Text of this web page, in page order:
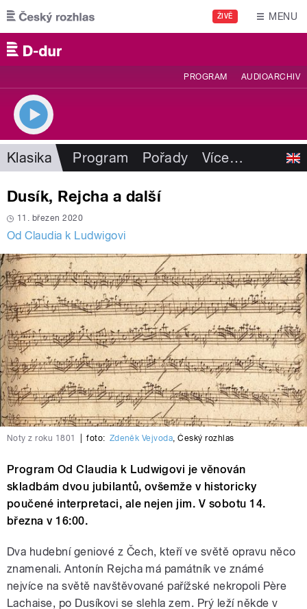
Přejít k hlavnímu obsahu
ŽIVĚ MENU
PROGRAM AUDIOARCHIV
Klasika Program Pořady Více…
Dusík, Rejcha a další
11. březen 2020
Od Claudia k Ludwigovi
Noty z roku 1801 foto: Zdeněk Vejvoda,Český rozhlas
Program Od Claudia k Ludwigovi je věnován
skladbám dvou jubilantů, ovšemže v historicky
poučené interpretaci, ale nejen jim. V sobotu 14.
března v 16:00.
Dva hudební geniové z Čech, kteří ve světě opravu něco
znamenali. Antonín Rejcha má památník ve známé
nejvíce na světě navštěvované pařížské nekropoli Père
Lachaise, po Dusíkovi se slehla zem. Prý leží někde v